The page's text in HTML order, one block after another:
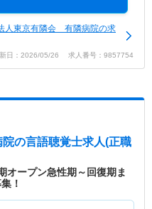
人東京有隣会 有隣病院の求
日：2026/05/26 求人番号：9857754
院の言語聴覚士求人(正職
オープン急性期～回復期ま
！